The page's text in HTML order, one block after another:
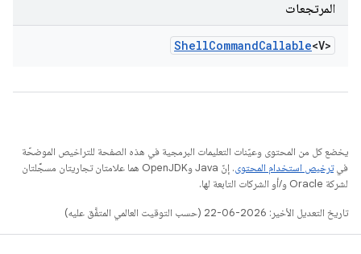
المرتجعات
ShellCommandCallable<V>
يخضع كل من المحتوى وعيّنات التعليمات البرمجية في هذه الصفحة للتراخيص الموضحّة
فيترخيص استخدام المحتوى
. إنّ Java وOpenJDK هما علامتان تجاريتان مسجَّلتان
لشركة Oracle و/أو الشركات التابعة لها.
تاريخ التعديل الأخير: 2026-06-22 (حسب التوقيت العالمي المتفَّق عليه)